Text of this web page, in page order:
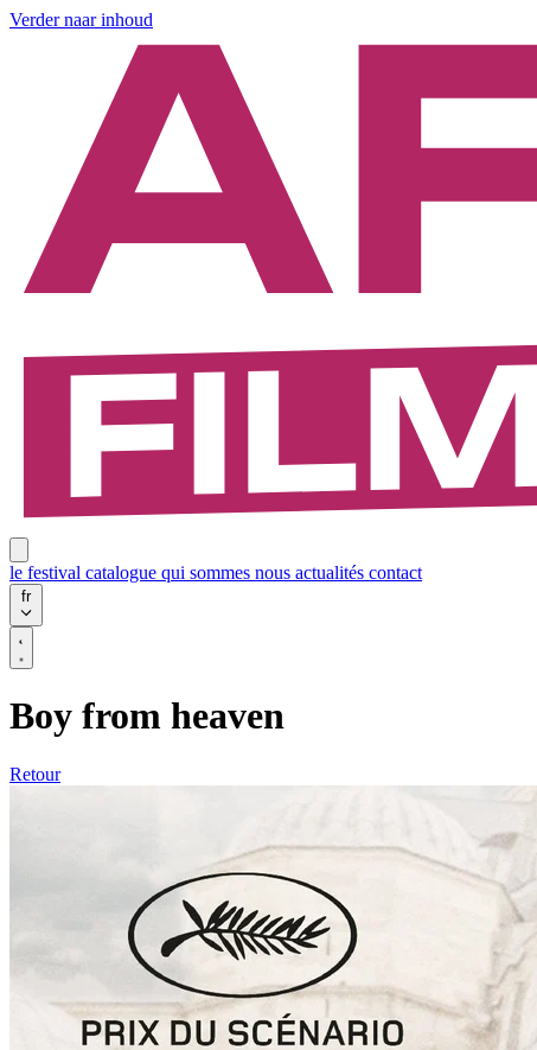
Verder naar inhoud
le festival catalogue qui sommes nous actualités contact
fr
Boy from heaven
Retour